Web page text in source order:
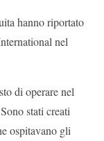
hanno riportato
nel
di operare nel
stati creati
ospitavano gli